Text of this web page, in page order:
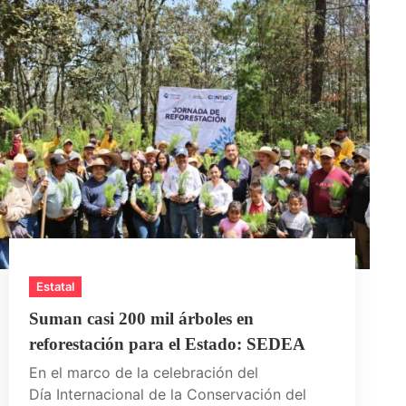
Estatal
Suman casi 200 mil árboles en
reforestación para el Estado: SEDEA
En el marco de la celebración del
Día Internacional de la Conservación del